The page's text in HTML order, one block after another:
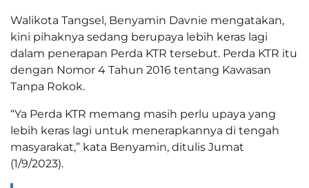
Walikota Tangsel, Benyamin Davnie mengatakan,
kini pihaknya sedang berupaya lebih keras lagi
dalam penerapan Perda KTR tersebut. Perda KTR itu
dengan Nomor 4 Tahun 2016 tentang Kawasan
Tanpa Rokok.
“Ya Perda KTR memang masih perlu upaya yang
lebih keras lagi untuk menerapkannya di tengah
masyarakat,” kata Benyamin, ditulis Jumat
(1/9/2023).